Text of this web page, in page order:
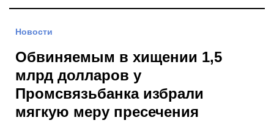
Новости
Обвиняемым в хищении 1,5
млрд долларов у
Промсвязьбанка избрали
мягкую меру пресечения